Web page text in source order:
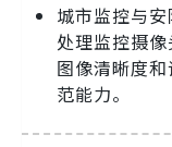
城市监控与
处理监控摄
图像清晰度
范能力。